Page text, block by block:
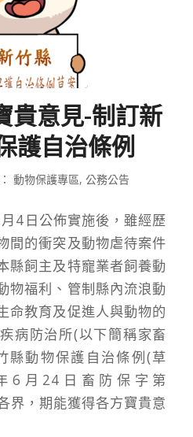
貴意見-制訂新
護自治條例
動物保護專區, 公務公告
4日公佈實施後，雖經歷
間的衝突及動物虐待案件
縣飼主及特寵業者飼養動
物福利、管制縣內流浪動
命教育及促進人與動物的
病防治所(以下簡稱家畜
縣動物保護自治條例(草
6月24日畜防保字第
界，期能獲得各方寶貴意